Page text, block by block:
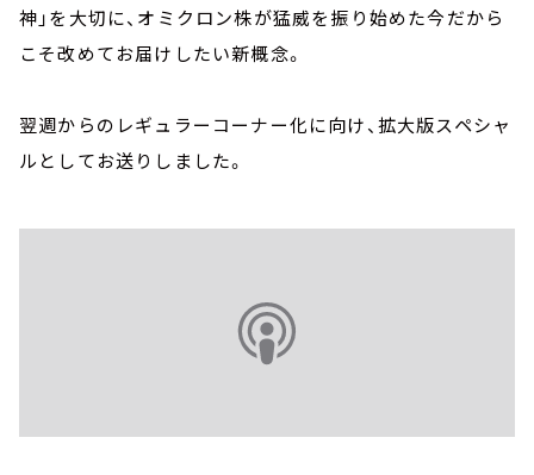
神」を大切に、オミクロン株が猛威を振り始めた今だから
こそ改めてお届けしたい新概念。
翌週からのレギュラーコーナー化に向け、拡大版スペシャ
ルとしてお送りしました。